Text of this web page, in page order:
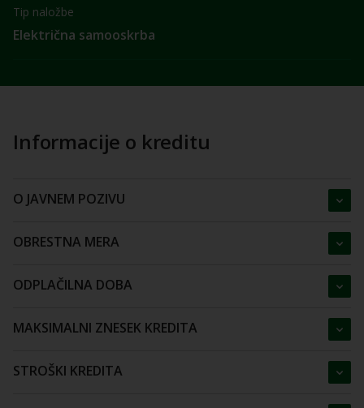
Tip naložbe
Električna samooskrba
Informacije o kreditu
O JAVNEM POZIVU
OBRESTNA MERA
ODPLAČILNA DOBA
MAKSIMALNI ZNESEK KREDITA
STROŠKI KREDITA